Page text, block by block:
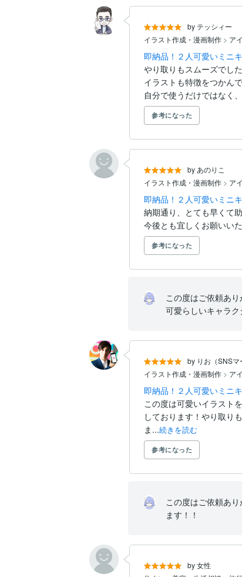
by テッシィー
イラスト作成・漫画制作 > ア
即納品！２人可愛いミニ
やり取りもスムーズでし
イラストも特徴をつかん
自分で使うだけではなく
参考になった
by あのりこ
イラスト作成・漫画制作 > ア
即納品！２人可愛いミニ
納期通り、とても早くて
今後とも宜しくお願いいた
参考になった
この度はご依頼あり
可愛らしいキャラ
by りお（SNSマ
イラスト作成・漫画制作 > ア
即納品！２人可愛いミニ
この度は可愛いイラスト
しております！やり取り
ま...続きを読む
参考になった
この度はご依頼あ
ます！！
by 女性